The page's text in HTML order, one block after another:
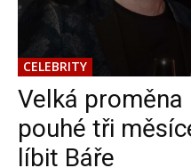
CELEBRITY
Velká proměna
pouhé tři
líbit Báře